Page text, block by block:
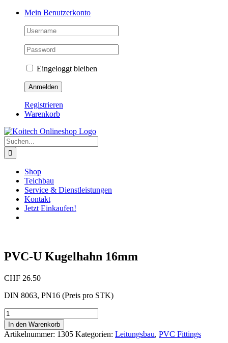
Skip
Mein Benutzerkonto
Eingeloggt bleiben
Registrieren
Warenkorb
Suche
nach:
Shop
Teichbau
Service & Dienstleistungen
Kontakt
Jetzt Einkaufen!
PVC-U Kugelhahn 16mm
CHF 26.50
DIN 8063, PN16 (Preis pro STK)
PVC-
U
Kugelhahn
16mm
In den Warenkorb
Artikelnummer: 1305 Kategorien: Leitungsbau, PVC Fittings